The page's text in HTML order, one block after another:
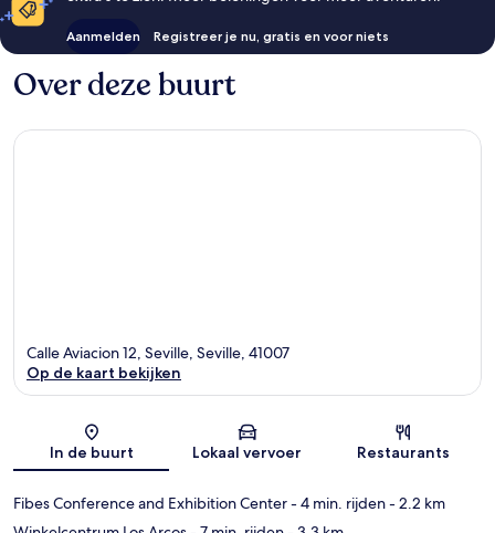
Aanmelden Registreer je nu, gratis en voor niets
Over deze buurt
Kaart
Calle Aviacion 12, Seville, Seville, 41007
Op de kaart bekijken
In de buurt Lokaal vervoer Restaurants
Fibes Conference and Exhibition Center- 4 min. rijden- 2.2 km